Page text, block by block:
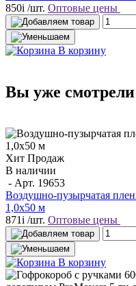
850i /шт. Оптовые цены
В корзину
Вы уже смотрели
Хит Продаж
В наличии
- Арт. 19653
Воздушно-пузырчатая
1,0х50 м
871i /шт. Оптовые цены
В корзину